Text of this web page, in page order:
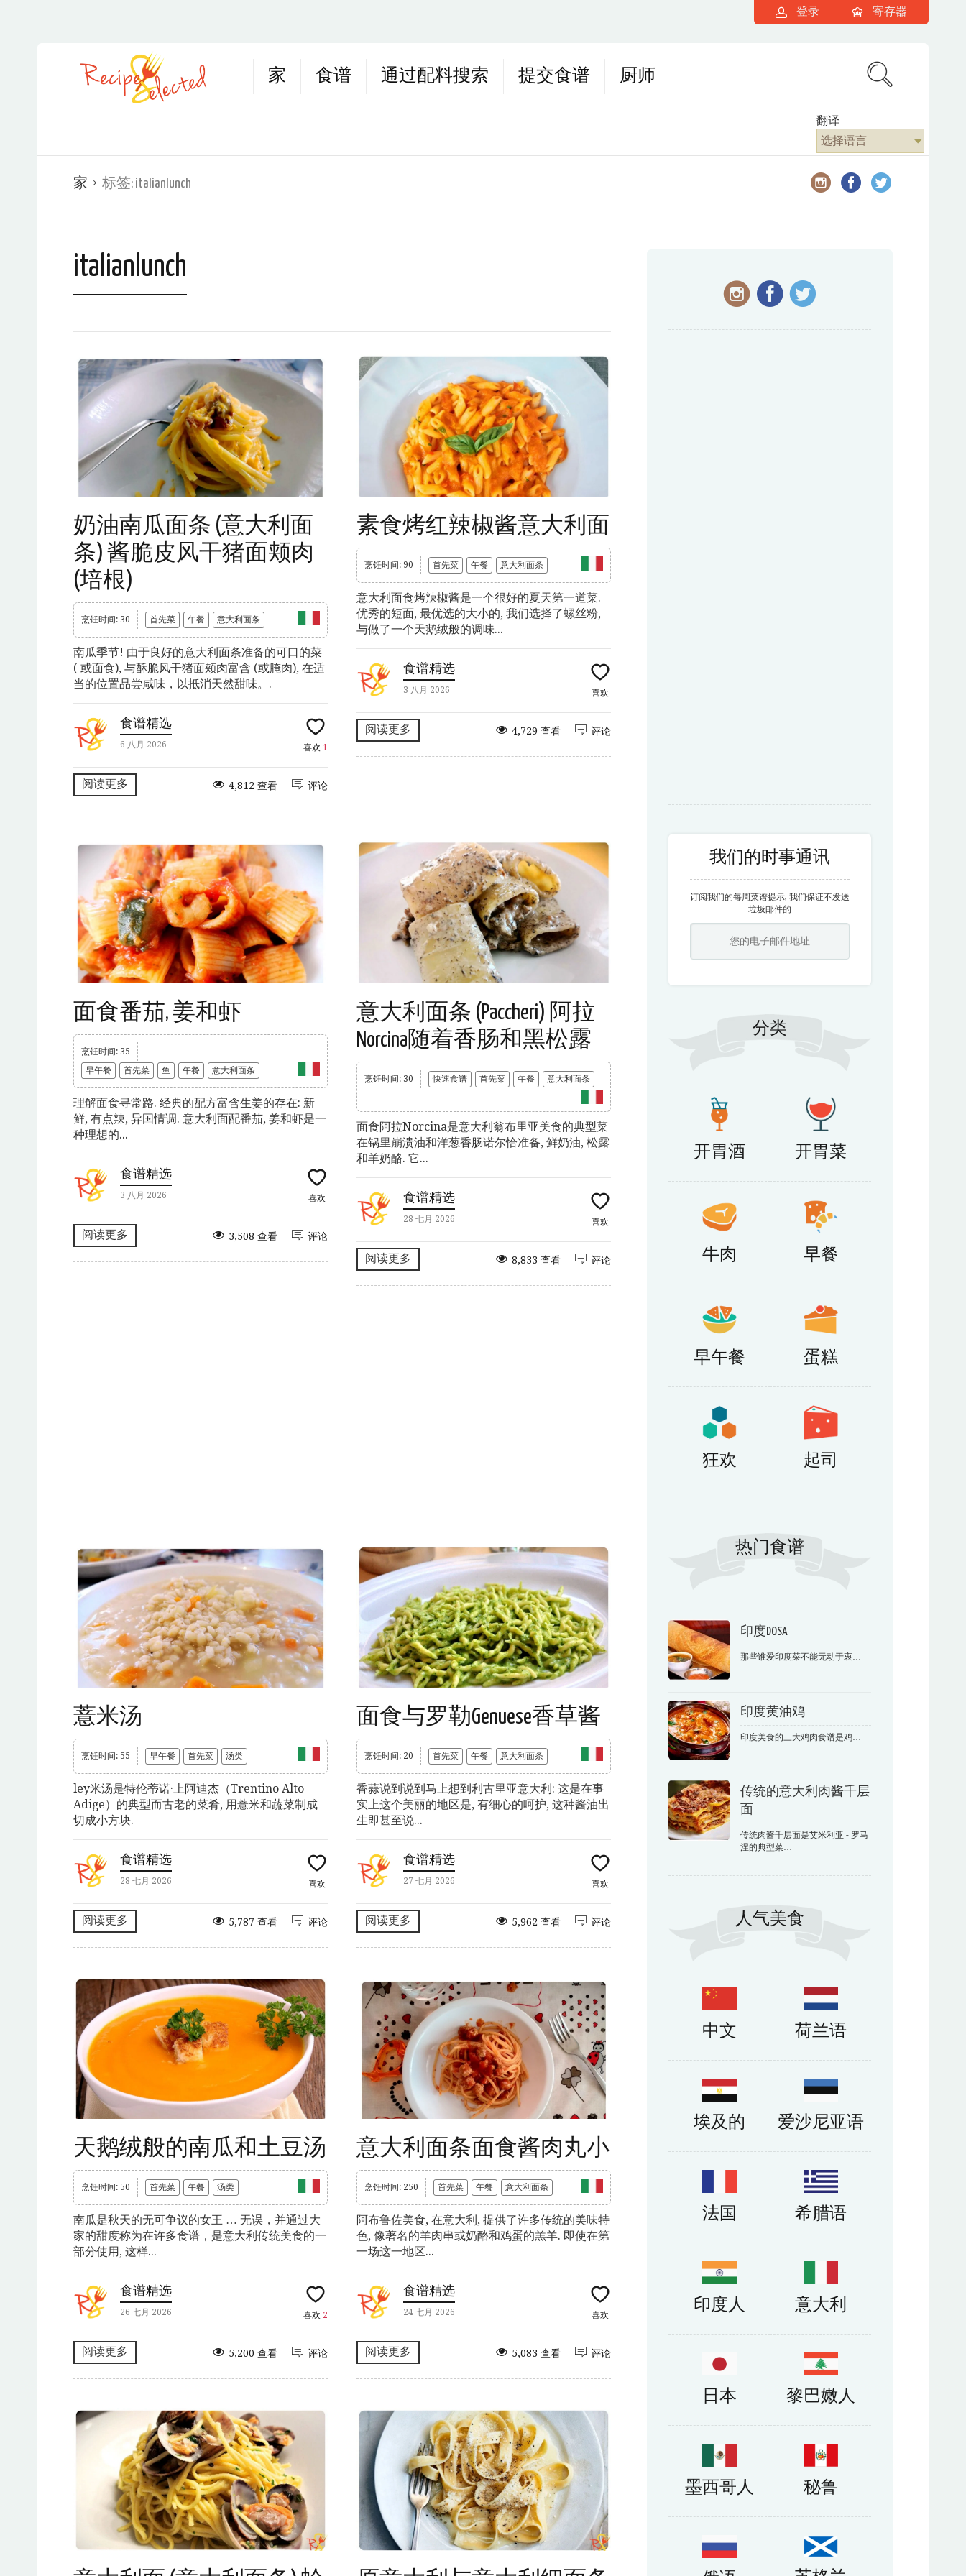
登录 寄存器
家 食谱 通过配料搜索 提交食谱 厨师
翻译
选择语言
家 标签: italianlunch
italianlunch
奶油南瓜面条 (意大利面
条) 酱脆皮风干猪面颊肉
(培根)
烹饪时间: 30 首先菜 午餐 意大利面条
南瓜季节! 由于良好的意大利面条准备的可口的菜
( 或面食), 与酥脆风干猪面颊肉富含 (或腌肉), 在适
当的位置品尝咸味，以抵消天然甜味。.
食谱精选
6 八月 2026 喜欢 1
阅读更多 评论
4,812 查看
素食烤红辣椒酱意大利面
烹饪时间: 90 首先菜 午餐 意大利面条
意大利面食烤辣椒酱是一个很好的夏天第一道菜.
优秀的短面, 最优选的大小的, 我们选择了螺丝粉,
与做了一个天鹅绒般的调味...
食谱精选
3 八月 2026 喜欢
阅读更多 评论
4,729 查看
面食番茄, 姜和虾
烹饪时间: 35
早午餐
首先菜 鱼 午餐 意大利面条
理解面食寻常路. 经典的配方富含生姜的存在: 新
鲜, 有点辣, 异国情调. 意大利面配番茄, 姜和虾是一
种理想的...
食谱精选
3 八月 2026 喜欢
阅读更多 评论
3,508 查看
意大利面条 (Paccheri) 阿拉
Norcina随着香肠和黑松露
烹饪时间: 30 快速食谱 首先菜 午餐 意大利面条
面食阿拉Norcina是意大利翁布里亚美食的典型菜
在锅里崩溃油和洋葱香肠诺尔恰准备, 鲜奶油, 松露
和羊奶酪. 它...
食谱精选
28 七月 2026 喜欢
阅读更多 评论
8,833 查看
薏米汤
烹饪时间: 55 早午餐 首先菜 汤类
ley米汤是特伦蒂诺·上阿迪杰（Trentino Alto
Adige）的典型而古老的菜肴, 用薏米和蔬菜制成
切成小方块.
食谱精选
28 七月 2026 喜欢
阅读更多 评论
5,787 查看
面食与罗勒Genuese香草酱
烹饪时间: 20 首先菜 午餐 意大利面条
香蒜说到说到马上想到利古里亚意大利: 这是在事
实上这个美丽的地区是, 有细心的呵护, 这种酱油出
生即甚至说...
食谱精选
27 七月 2026 喜欢
阅读更多 评论
5,962 查看
天鹅绒般的南瓜和土豆汤
烹饪时间: 50 首先菜 午餐 汤类
南瓜是秋天的无可争议的女王 … 无误，并通过大
家的甜度称为在许多食谱，是意大利传统美食的一
部分使用, 这样...
食谱精选
26 七月 2026 喜欢 2
阅读更多 评论
5,200 查看
意大利面条面食酱肉丸小
烹饪时间: 250 首先菜 午餐 意大利面条
阿布鲁佐美食, 在意大利, 提供了许多传统的美味特
色, 像著名的羊肉串或奶酪和鸡蛋的羔羊. 即使在第
一场这一地区...
食谱精选
24 七月 2026 喜欢
阅读更多 评论
5,083 查看
我们的时事通讯
订阅我们的每周菜谱提示, 我们保证不发送
垃圾邮件的
分类
开胃酒 开胃菜
牛肉 早餐
早午餐 蛋糕
狂欢 起司
热门食谱
印度DOSA
那些谁爱印度菜不能无动于衷…
印度黄油鸡
印度美食的三大鸡肉食谱是鸡…
传统的意大利肉酱千层
面
传统肉酱千层面是艾米利亚 - 罗马
涅的典型菜…
人气美食
中文 荷兰语
埃及的 爱沙尼亚语
法国 希腊语
印度人 意大利
日本 黎巴嫩人
墨西哥人 秘鲁